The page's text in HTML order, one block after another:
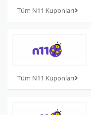
Tüm N11 Kuponları
Tüm N11 Kuponları